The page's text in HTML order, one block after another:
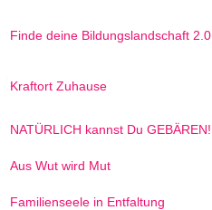
Finde deine Bildungslandschaft 2.0
Kraftort Zuhause
NATÜRLICH kannst Du GEBÄREN!
Aus Wut wird Mut
Familienseele in Entfaltung